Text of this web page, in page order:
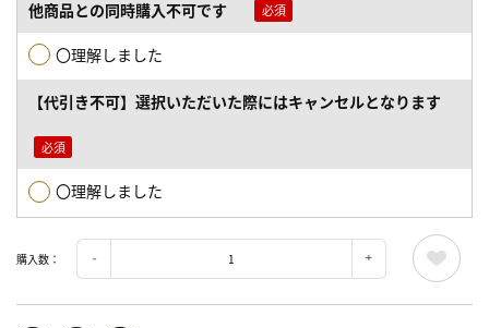
他商品との同時購入不可です
〇理解しました
【代引き不可】選択いただいた際にはキャンセルとなります
〇理解しました
購入数：